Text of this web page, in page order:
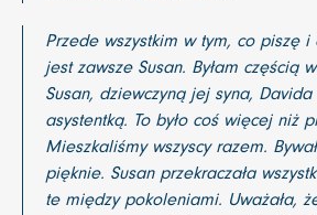
Przede wszystkim w tym, co piszę
jest zawsze Susan. Byłam częścią
Susan, dziewczyną jej syna,
asystentką. To było coś więcej niż
Mieszkaliśmy wszyscy razem.
pięknie. Susan przekraczała
te między pokoleniami. Uważała,